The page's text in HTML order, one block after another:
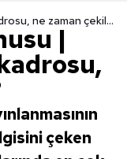
Hipnotik filmi konusu | Hipnotik oyuncu kadrosu, ne zaman çekildi?
|
çeken